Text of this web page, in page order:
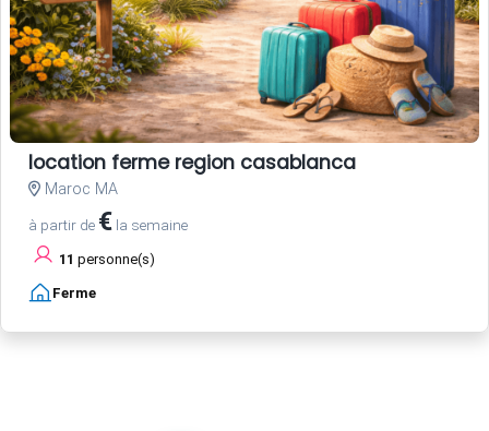
location ferme region casablanca
Maroc MA
à partir de € la semaine
11 personne(s)
Ferme